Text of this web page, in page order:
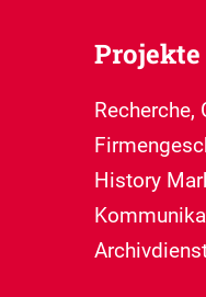
Projekte
Recherche,
History